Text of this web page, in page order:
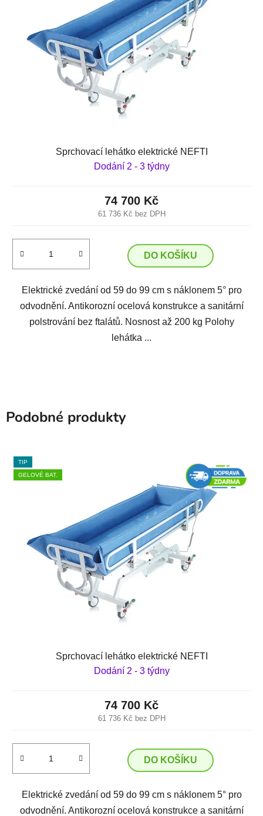
Sprchovací lehátko elektrické NEFTI
Dodání 2 - 3 týdny
61 736 Kč bez DPH
74 700 Kč
DO KOŠÍKU
Elektrické zvedání od 59 do 99 cm s náklonem 5° pro
odvodnění. Antikorozní ocelová konstrukce a sanitární
polstrování bez ftalátů. Nosnost až 200 kg Polohy
lehátka ...
Podobné produkty
TIP
GELOVÉ BAT.
Sprchovací lehátko elektrické NEFTI
Dodání 2 - 3 týdny
61 736 Kč bez DPH
74 700 Kč
DO KOŠÍKU
Elektrické zvedání od 59 do 99 cm s náklonem 5° pro
odvodnění. Antikorozní ocelová konstrukce a sanitární